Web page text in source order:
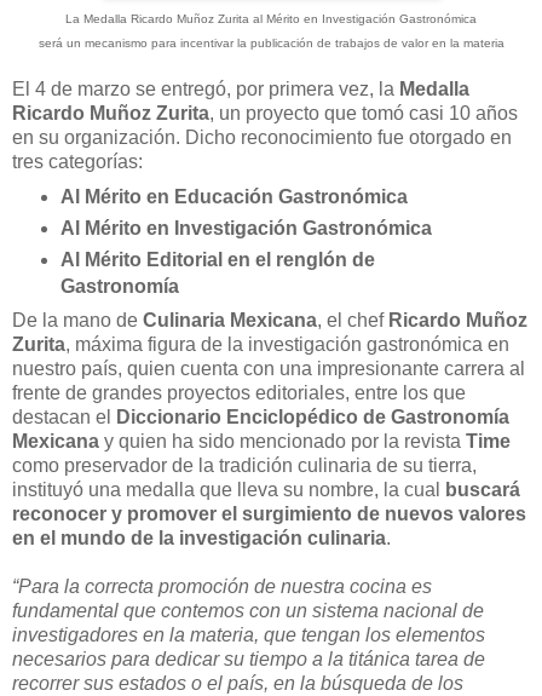
La Medalla Ricardo Muñoz Zurita al Mérito en Investigación Gastronómica
será un mecanismo para incentivar la publicación de trabajos de valor en la materia
El 4 de marzo se entregó, por primera vez, la Medalla
Ricardo Muñoz Zurita, un proyecto que tomó casi 10 años
en su organización. Dicho reconocimiento fue otorgado en
tres categorías:
Al Mérito en Educación Gastronómica
Al Mérito en Investigación Gastronómica
Al Mérito Editorial en el renglón de
Gastronomía
De la mano de Culinaria Mexicana, el chef Ricardo Muñoz
Zurita, máxima figura de la investigación gastronómica en
nuestro país, quien cuenta con una impresionante carrera al
frente de grandes proyectos editoriales, entre los que
destacan el
Diccionario Enciclopédico de Gastronomía
Mexicana y quien ha sido mencionado por la revista Time
como preservador de la tradición culinaria de su tierra,
instituyó una medalla que lleva su nombre, la cual
buscará
reconocer y promover el surgimiento de nuevos valores
en el mundo de la investigación culinaria.
“Para la correcta promoción de nuestra cocina es
fundamental que contemos con un sistema nacional de
investigadores en la materia, que tengan los elementos
necesarios para dedicar su tiempo a la titánica tarea de
recorrer sus estados o el país, en la búsqueda de los